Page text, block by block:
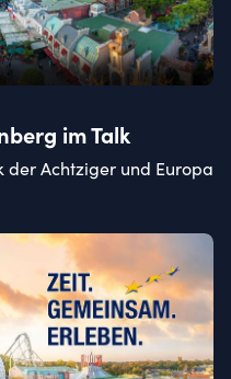
im Talk
Achtziger und Europa